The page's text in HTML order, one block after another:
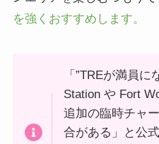
を強くおすすめします。
「”TREが満員
Station や Fort
追加の臨時チャ
合がある」と公